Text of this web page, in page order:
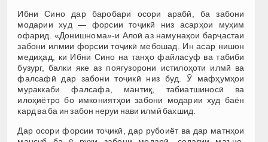
Ибни Сино дар баробари осори арабӣ, ба забони
модарии худ — форсии тоҷикӣ низ асарҳои муҳим
офарид. «Донишнома»-и Алоӣ аз намунаҳои барҷастаи
забони илмии форсии тоҷикӣ мебошад. Ин асар нишон
медиҳад, ки Ибни Сино на танҳо файласуф ва табиби
бузург, балки яке аз поягузорони истилоҳоти илмӣ ва
фалсафӣ дар забони тоҷикӣ низ буд. Ӯ мафҳумҳои
мураккаби фалсафа, мантиқ, табиатшиносӣ ва
илоҳиётро бо имкониятҳои забони модарии худ баён
кард ва ба ин забон неруи нави илмӣ бахшид.
Дар осори форсии тоҷикӣ, дар рубоиёт ва дар матнҳои